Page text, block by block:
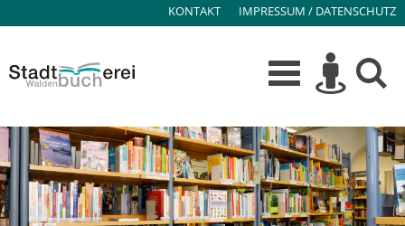
KONTAKT IMPRESSUM / DATENSCHUTZ